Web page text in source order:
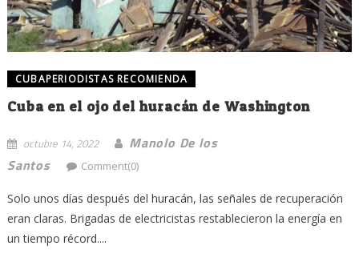
CUBAPERIODISTAS RECOMIENDA
Cuba en el ojo del huracán de Washington
octubre 14, 2022
Manolo De los
Santos
Comment(0)
Solo unos días después del huracán, las señales de recuperación
eran claras. Brigadas de electricistas restablecieron la energía en
un tiempo récord....